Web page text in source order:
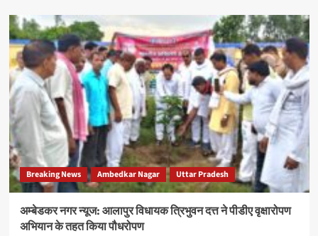
UP
News
:
ऋण
चुकता
और
नो-
ड्यूज़
के
बाद
भी
नहीं
लौटाए
मूल
बैंक
ऑफ
Breaking News Ambedkar Nagar Uttar Pradesh
अम्बेडकर नगर न्यूज: आलापुर विधायक त्रिभुवन दत्त ने पीडीए वृक्षारोपण
अभियान के तहत किया पौधरोपण